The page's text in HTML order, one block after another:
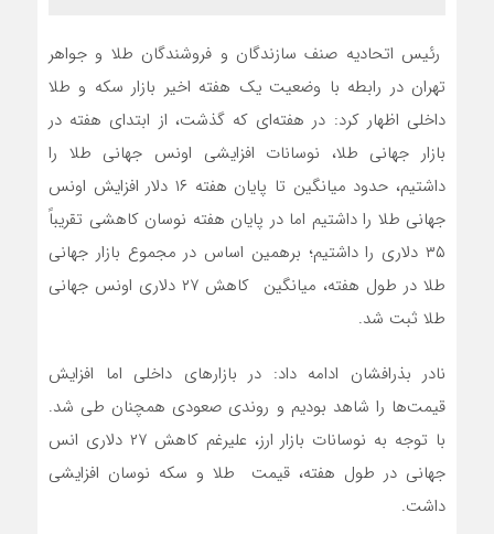
رئیس اتحادیه صنف سازندگان و فروشندگان طلا و جواهر
تهران در رابطه با وضعیت یک هفته اخیر بازار سکه و طلا
داخلی اظهار کرد: در هفته‌ای که گذشت، از ابتدای هفته در
بازار جهانی طلا، نوسانات افزایشی اونس جهانی طلا را
داشتیم، حدود میانگین تا پایان هفته ۱۶ دلار افزایش اونس
جهانی طلا را داشتیم اما در پایان هفته نوسان کاهشی تقریباً
٣۵ دلاری را داشتیم؛ برهمین اساس در مجموع بازار جهانی
طلا در طول هفته، میانگین کاهش ۲۷ دلاری اونس جهانی
طلا ثبت شد.
نادر بذرافشان ادامه داد: در بازارهای داخلی اما افزایش
قیمت‌ها را شاهد بودیم و روندی صعودی همچنان طی شد.
با توجه به نوسانات بازار ارز، علیرغم کاهش ۲۷ دلاری انس
جهانی در طول هفته، قیمت طلا و سکه نوسان افزایشی
داشت.